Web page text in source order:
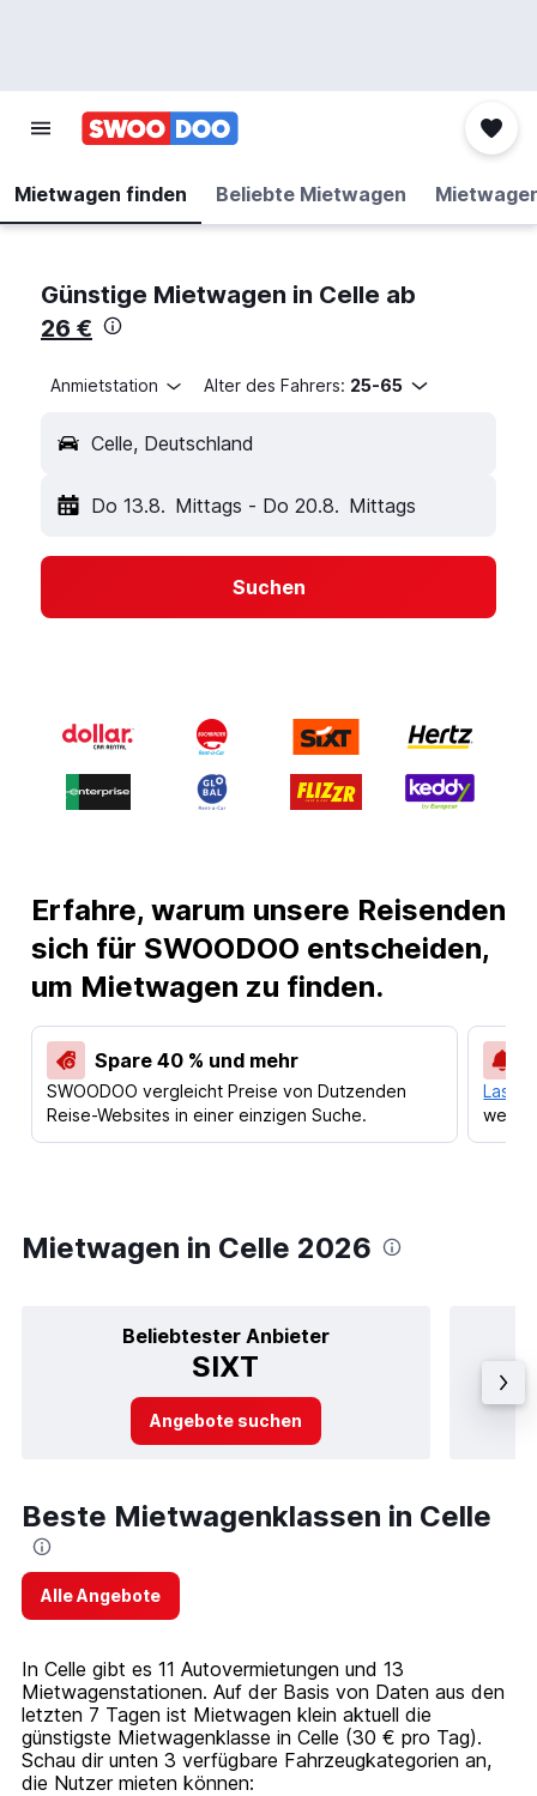
Mietwagen finden Beliebte Mietwagen
Günstige Mietwagen in Celle ab
26 €
Anmietstation Alter des Fahrers: 25-65
Celle, Deutschland
Do 13.8. Mittags - Do 20.8. Mittags
Suchen
Erfahre, warum unsere Reisenden
sich für SWOODOO entscheiden,
um Mietwagen zu finden.
Spare 40 % und mehr
SWOODOO vergleicht Preise von Dutzenden
Reise-Websites in einer einzigen Suche.
Lass
Mietwagen in Celle 2026
Beliebtester Anbieter
SIXT
Angebote suchen
Beste Mietwagenklassen in Celle
Alle Angebote
In Celle gibt es 11 Autovermietungen und 13
Mietwagenstationen. Auf der Basis von Daten aus den
letzten 7 Tagen ist Mietwagen klein aktuell die
günstigste Mietwagenklasse in Celle (30 € pro Tag).
Schau dir unten 3 verfügbare Fahrzeugkategorien an,
die Nutzer mieten können: